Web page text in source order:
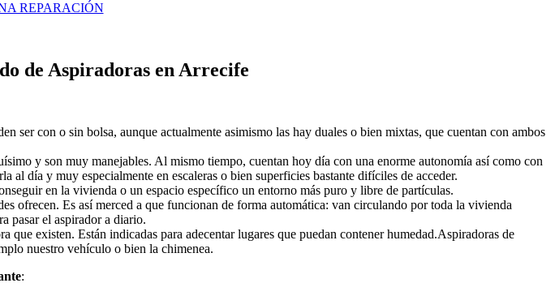
REPARACIÓN
de Aspiradoras en Arrecife
ser con o sin bolsa, aunque actualmente asimismo las hay duales o bien mixtas, que cuentan con ambos
y son muy manejables. Al mismo tiempo, cuentan hoy día con una enorme autonomía así como con
al día y muy especialmente en escaleras o bien superficies bastante difíciles de acceder.
en la vivienda o un espacio específico un entorno más puro y libre de partículas.
ofrecen. Es así merced a que funcionan de forma automática: van circulando por toda la vivienda
pasar el aspirador a diario.
que existen. Están indicadas para adecentar lugares que puedan contener humedad.Aspiradoras de
nuestro vehículo o bien la chimenea.
: